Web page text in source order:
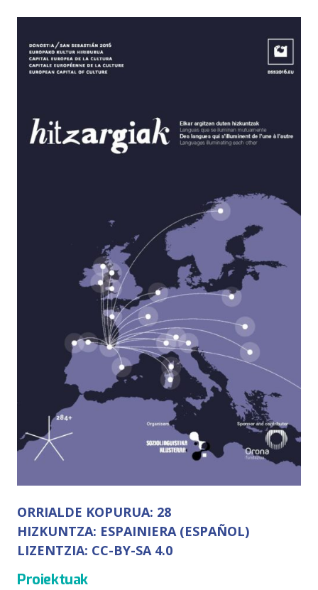
ORRIALDE KOPURUA: 28
HIZKUNTZA: ESPAINIERA (ESPAÑOL)
LIZENTZIA: CC-BY-SA 4.0
Proiektuak